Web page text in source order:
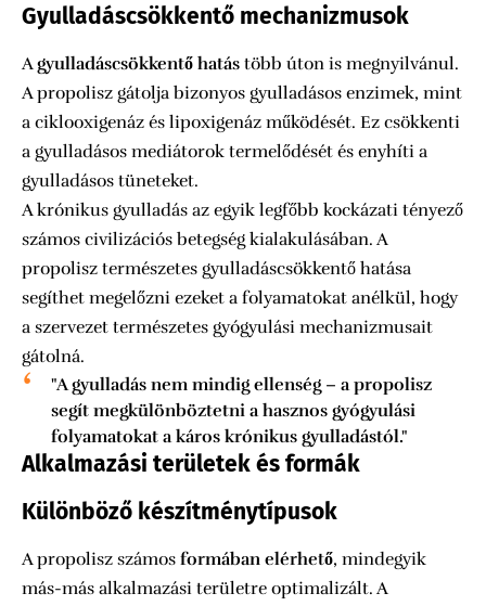
Gyulladáscsökkentő mechanizmusok
Agyulladáscsökkentő hatás több úton is megnyilvánul.
A propolisz gátolja bizonyos gyulladásos enzimek, mint
a ciklooxigenáz és lipoxigenáz működését. Ez csökkenti
a gyulladásos mediátorok termelődését és enyhíti a
gyulladásos tüneteket.
A krónikus gyulladás az egyik legfőbb kockázati tényező
számos civilizációs betegség kialakulásában. A
propolisz természetes gyulladáscsökkentő hatása
segíthet megelőzni ezeket a folyamatokat anélkül, hogy
a szervezet természetes gyógyulási mechanizmusait
gátolná.
"A gyulladás nem mindig ellenség – a propolisz
segít megkülönböztetni a hasznos gyógyulási
folyamatokat a káros krónikus gyulladástól."
Alkalmazási területek és formák
Különböző készítménytípusok
A propolisz számos formában elérhető, mindegyik
más-más alkalmazási területre optimalizált. A